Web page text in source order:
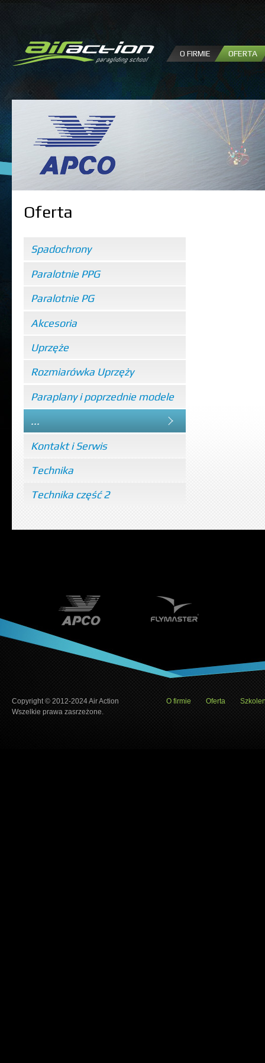
O FIRMIE OFERTA
Oferta
Spadochrony
Paralotnie PPG
Paralotnie PG
Akcesoria
Uprzęże
Rozmiarówka Uprzęży
Paraplany i poprzednie modele
...
Kontakt i Serwis
Technika
Technika część 2
O firmie Oferta
Copyright © 2012-2024 Air Action
Wszelkie prawa zasrzeżone.